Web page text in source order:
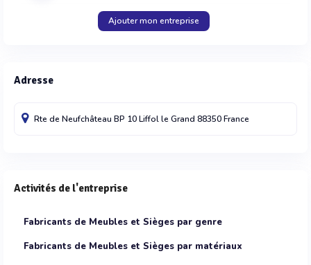
Ajouter mon entreprise
Adresse
Rte de Neufchâteau BP 10Liffol le Grand 88350France
Activités de l'entreprise
Fabricants de Meubles et Sièges par genre
Fabricants de Meubles et Sièges par matériaux